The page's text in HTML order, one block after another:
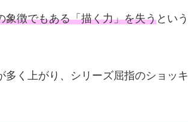
象徴でもある「描く力」を失うという
く上がり、シリーズ屈指のショッキ